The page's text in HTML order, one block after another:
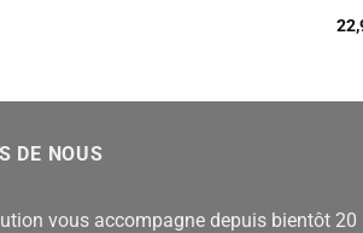
DE NOUS
vous accompagne depuis bientôt 20